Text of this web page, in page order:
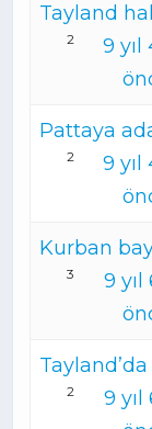
Tayland
2
9 yıl
Pattaya
2
9 yıl
Kurban
3
9 yıl
2
9 yıl